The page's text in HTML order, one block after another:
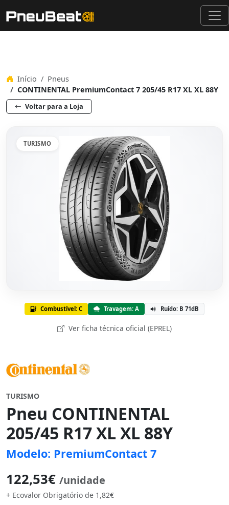
Início
Pneus
CONTINENTAL PremiumContact 7 205/45 R17 XL XL 88Y
Voltar para a Loja
TURISMO
Combustível: C Travagem: A Ruído: B 71dB
Ver ficha técnica oficial (EPREL)
TURISMO
Pneu CONTINENTAL
205/45 R17 XL XL 88Y
Modelo: PremiumContact 7
122,53€ /unidade
+ Ecovalor Obrigatório de 1,82€